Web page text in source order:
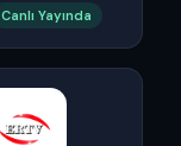
Canlı Yayında